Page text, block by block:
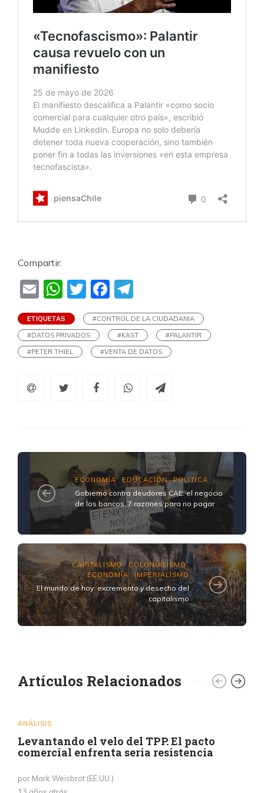
Compartir:
EmailWhatsApp
TwitterFacebook
ETIQUETAS
#CONTROL DE LA CIUDADANIA
#DATOS PRIVADOS
#KAST
#PALANTIR
#PETER THIEL
#VENTA DE DATOS
ECONOMÍA, EDUCACIÓN,POLITICA
Gobierno contra deudores CAE: el negocio
de los bancos. 7 razones para no pagar
CAPITALISMO , COLONIALISMO,
ECONOMÍA , IMPERIALISMO
El mundo de hoy: excremento y desecho del
capitalismo
Artículos Relacionados
ANÁLISIS
Levantando el velo del TPP. El pacto
comercial enfrenta seria resistencia
por Mark Weisbrot (EE.UU.)